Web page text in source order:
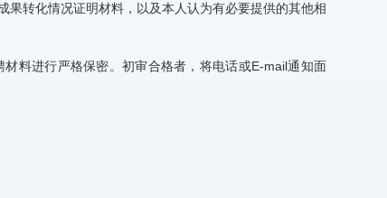
转化情况证明材料，以及本人认为有必要提供的其他相
料进行严格保密。初审合格者，将电话或E-mail通知面